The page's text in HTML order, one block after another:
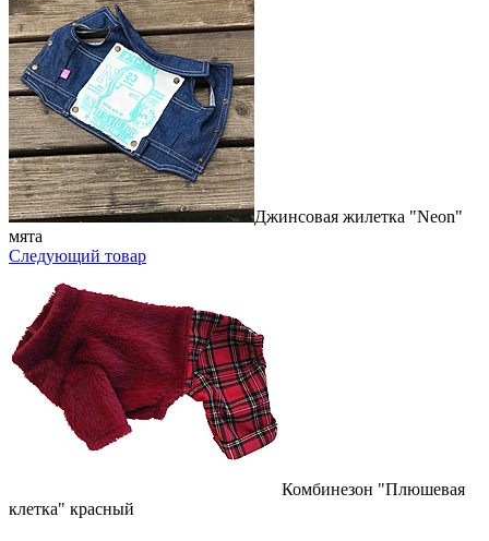
Джинсовая жилетка "Neon"
мята
Следующий товар
Комбинезон "Плюшевая
клетка" красный